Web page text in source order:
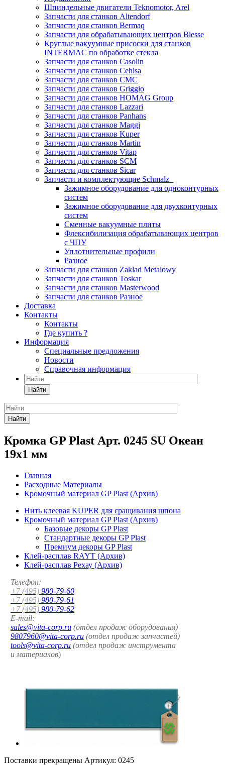
Шпиндельные двигатели Teknomotor, Arel
Запчасти для станков Altendorf
Запчасти для станков Bermaq
Запчасти для обрабатывающих центров Biesse
Круглые вакуумные присоски для станков
INTERMAC по обработке стекла
Запчасти для станков Casolin
Запчасти для станков Cehisa
Запчасти для станков CMC
Запчасти для станков Griggio
Запчасти для станков HOMAG Group
Запчасти для станков Lazzari
Запчасти для станков Panhans
Запчасти для станков Maggi
Запчасти для станков Kuper
Запчасти для станков Martin
Запчасти для станков Vitap
Запчасти для станков SCM
Запчасти для станков Sicar
Запчасти и комплектующие Schmalz
Зажимное оборудование для одноконтурных
систем
Зажимное оборудование для двухконтурных
систем
Сменные вакуумные плиты
Флексибилизация обрабатывающих центров
с ЧПУ
Уплотнительные профили
Разное
Запчасти для станков Zaklad Metalowy
Запчасти для станков Toskar
Запчасти для станков Masterwood
Запчасти для станков Разное
Доставка
Контакты
Контакты
Где купить ?
Информация
Специальные предложения
Новости
Справочная информация
Найти
Найти
Кромка GP Plast Арт. 0245 SU Океан
19x1 мм
Главная
Расходные Материалы
Кромочный материал GP Plast (Архив)
Нить клеевая KUPER для сращивания шпона
Кромочный материал GP Plast (Архив)
Базовые декоры GP Plast
Стандартные декоры GP Plast
Премиум декоры GP Plast
Клей-расплав RAYT (Архив)
Клей-расплав Рехау (Архив)
Телефон:
+7 (495) 980-79-60
+7 (495) 980-79-61
+7 (495) 980-79-62
E-mail:
sales@vita-corp.ru (отдел продаж оборудования)
9807960@vita-corp.ru (отдел продаж запчастей)
tools@vita-corp.ru (отдел продаж инструмента
и материалов)
Поставки прекращены Артикул: 0245